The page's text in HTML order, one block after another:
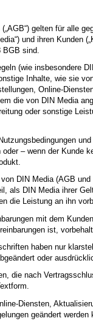
gelten für alle
und ihren Kunden
BGB sind.
(wie insbesondere
Inhalte, wie sie
Online-
die von DIN Media
oder sonstige
– wenn der Kunde
DIN Media (AGB und
als DIN Media ihrer
die Leistung an ihn
mit dem
ist,
haben nur
oder
die nach
Diensten,
geändert